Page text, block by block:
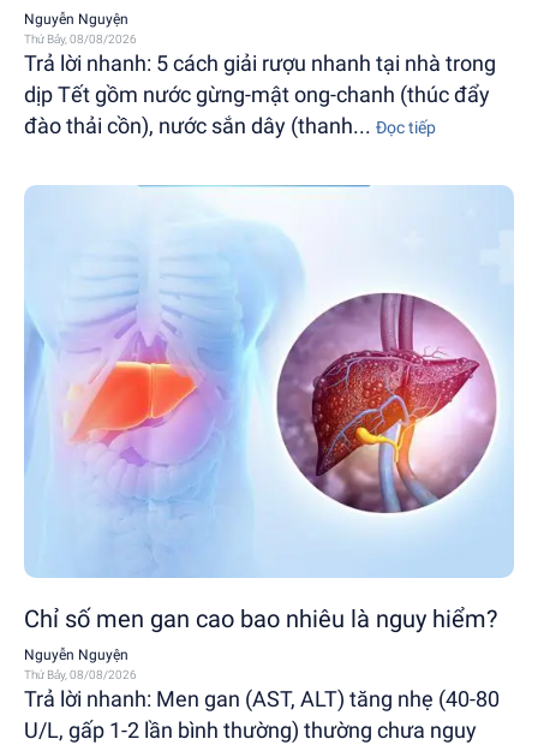
Nguyễn Nguyện
Thứ Bảy, 08/08/2026
Trả lời nhanh: 5 cách giải rượu nhanh tại nhà trong
dịp Tết gồm nước gừng-mật ong-chanh (thúc đẩy
đào thải cồn), nước sắn dây (thanh... Đọc tiếp
Chỉ số men gan cao bao nhiêu là nguy hiểm?
Nguyễn Nguyện
Thứ Bảy, 08/08/2026
Trả lời nhanh: Men gan (AST, ALT) tăng nhẹ (40-80
U/L, gấp 1-2 lần bình thường) thường chưa nguy